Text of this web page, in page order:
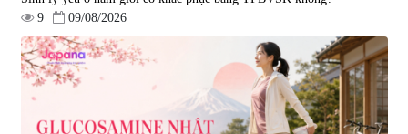
Viên uống bổ gan Ribeto Shoji
Hepaclean 60 viên
690.000 đ
Viên uống hỗ trợ cải thiện thoát
vị đĩa đệm Kyoto Has 30 viên
|14.560
1.600.000 đ
9
09/08/2026